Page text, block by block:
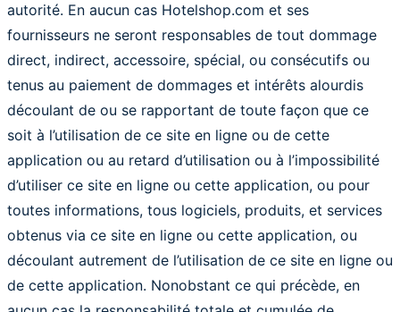
autorité. En aucun cas Hotelshop.com et ses
fournisseurs ne seront responsables de tout dommage
direct, indirect, accessoire, spécial, ou consécutifs ou
tenus au paiement de dommages et intérêts alourdis
découlant de ou se rapportant de toute façon que ce
soit à l’utilisation de ce site en ligne ou de cette
application ou au retard d’utilisation ou à l’impossibilité
d’utiliser ce site en ligne ou cette application, ou pour
toutes informations, tous logiciels, produits, et services
obtenus via ce site en ligne ou cette application, ou
découlant autrement de l’utilisation de ce site en ligne ou
de cette application. Nonobstant ce qui précède, en